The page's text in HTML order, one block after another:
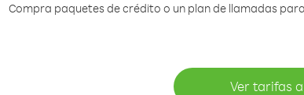
Compra paquetes de crédito o un plan de llamadas
Ver tarifas